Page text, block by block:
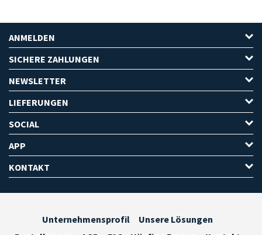
ANMELDEN
SICHERE ZAHLUNGEN
NEWSLETTER
LIEFERUNGEN
SOCIAL
APP
KONTAKT
Unternehmensprofil
Unsere Lösungen